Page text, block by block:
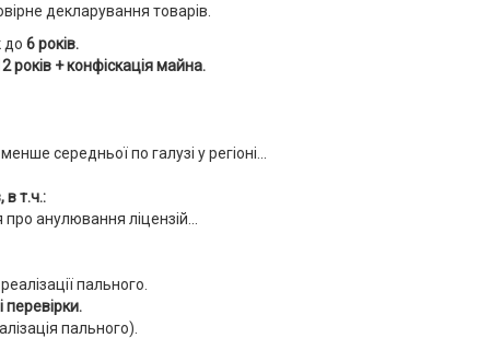
декларування товарів.
до 6 років.
років + конфіскація майна.
середньої по галузі у регіоні...
в т.ч.:
анулювання ліцензій...
пального.
перевірки.
пального).